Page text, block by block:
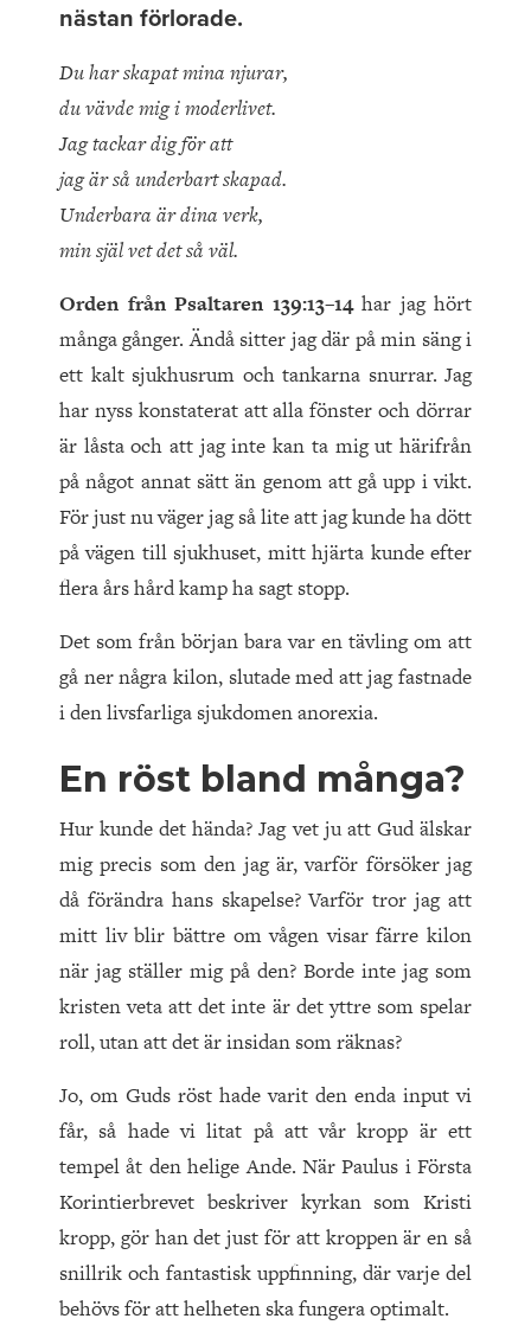
nästan förlorade.
Du har skapat mina njurar,
du vävde mig i moderlivet.
Jag tackar dig för att
jag är så underbart skapad.
Underbara är dina verk,
min själ vet det så väl.
Orden från Psaltaren 139:13–14har jag hört
många gånger. Ändå sitter jag där på min säng i
ett kalt sjukhusrum och tankarna snurrar. Jag
har nyss konstaterat att alla fönster och dörrar
är låsta och att jag inte kan ta mig ut härifrån
på något annat sätt än genom att gå upp i vikt.
För just nu väger jag så lite att jag kunde ha dött
på vägen till sjukhuset, mitt hjärta kunde efter
flera års hård kamp ha sagt stopp.
Det som från början bara var en tävling om att
gå ner några kilon, slutade med att jag fastnade
i den livsfarliga sjukdomen anorexia.
En röst bland många?
Hur kunde det hända? Jag vet ju att Gud älskar
mig precis som den jag är, varför försöker jag
då förändra hans skapelse? Varför tror jag att
mitt liv blir bättre om vågen visar färre kilon
när jag ställer mig på den? Borde inte jag som
kristen veta att det inte är det yttre som spelar
roll, utan att det är insidan som räknas?
Jo, om Guds röst hade varit den enda input vi
får, så hade vi litat på att vår kropp är ett
tempel åt den helige Ande. När Paulus i Första
Korintierbrevet beskriver kyrkan som Kristi
kropp, gör han det just för att kroppen är en så
snillrik och fantastisk uppfinning, där varje del
behövs för att helheten ska fungera optimalt.